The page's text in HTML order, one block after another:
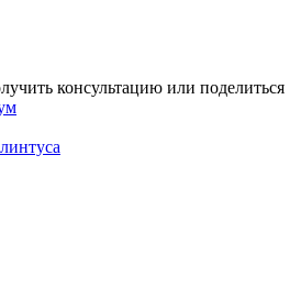
консультацию или поделиться